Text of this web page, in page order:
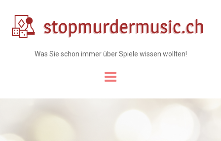
Was Sie schon immer über Spiele wissen wollten!